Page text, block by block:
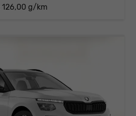
126,00 g/km